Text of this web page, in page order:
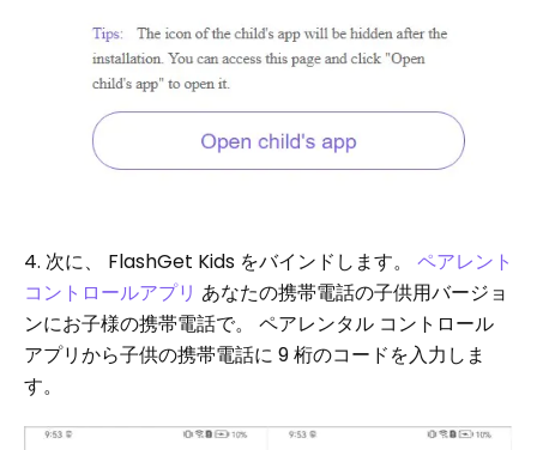
4. 次に、 FlashGet Kids をバインドします。 ペアレント
コントロールアプリ あなたの携帯電話の子供用バージョ
ンにお子様の携帯電話で。 ペアレンタル コントロール
アプリから子供の携帯電話に 9 桁のコードを入力しま
す。